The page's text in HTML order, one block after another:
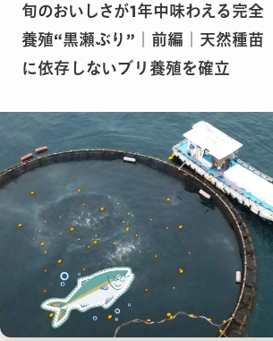
旬のおいしさが1年中味わえる完全
養殖“黒瀬ぶり”｜前編｜天然種苗
に依存しないブリ養殖を確立